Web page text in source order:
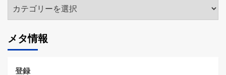
テ
リ
ー
メタ情報
登録